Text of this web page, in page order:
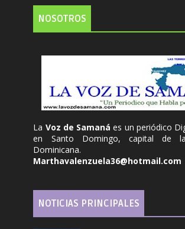
NOSOTROS
La Voz de Samanáes un periódico
en Santo Domingo, capital de la
Dominicana.
Marthavalenzuela36@hotmail.com
NOTICIAS PRINCIPALES